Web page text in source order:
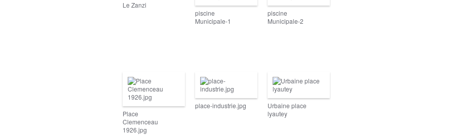
Le Zanzi
piscine
Municipale-1
piscine
Municipale-2
Place
Clemenceau
1926.jpg
place-industrie.jpg
Urbaine place
lyautey